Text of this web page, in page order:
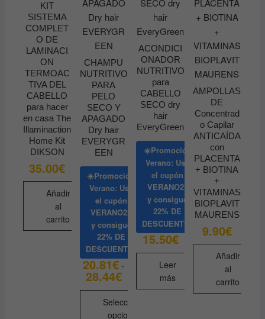
KIT
SISTEMA
COMPLET
O DE
LAMINACI
ON
TERMOAC
TIVA DEL
CABELLO
para hacer
en casa The
Illaminaction
Home Kit
DIKSON
35.00€
Añadir
al
carrito
CHAMPU
NUTRITIVO
PARA
PELO
SECO Y
APAGADO
Dry hair
EVERYGR
EEN
☀️Promoción
Verano: Usa
el cupón
VERANO22
y consigue
22% DE
DESCUENTO
20.81€ -
28.44€Rango
de
precios:
desde
20.81€
Seleccionar
opciones
ACONDICI
ONADOR
NUTRITIVO
para
CABELLO
SECO dry
hair
EveryGreen
☀️Promoción
Verano: Usa
el cupón
VERANO22
y consigue
22% DE
DESCUENTO
15.50€
Leer
más
AMPOLLAS
DE
Concentrad
o Capilar
ANTICAÍDA
con
PLACENTA
+ BIOTINA
+
VITAMINAS
BIOPLAVIT
MAURENS
9.90€
Añadir
al
carrito